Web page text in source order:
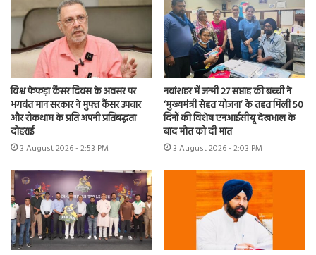
विश्व फेफड़ा कैंसर दिवस के अवसर पर
भगवंत मान सरकार ने मुफ्त कैंसर उपचार
और रोकथाम के प्रति अपनी प्रतिबद्धता
दोहराई
3 August 2026 - 2:53 PM
नवांशहर में जन्मी 27 सप्ताह की बच्ची ने
‘मुख्यमंत्री सेहत योजना’ के तहत मिली 50
दिनों की विशेष एनआईसीयू देखभाल के
बाद मौत को दी मात
3 August 2026 - 2:03 PM